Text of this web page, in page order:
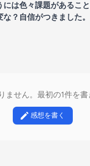
は色々課題があるこ
？自信がつきました。
ません。最初の1件を書
感想を書く